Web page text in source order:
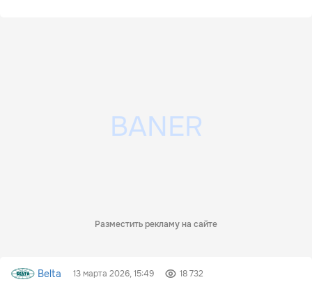
Разместить рекламу на сайте
Belta 13 марта 2026, 15:49 18 732